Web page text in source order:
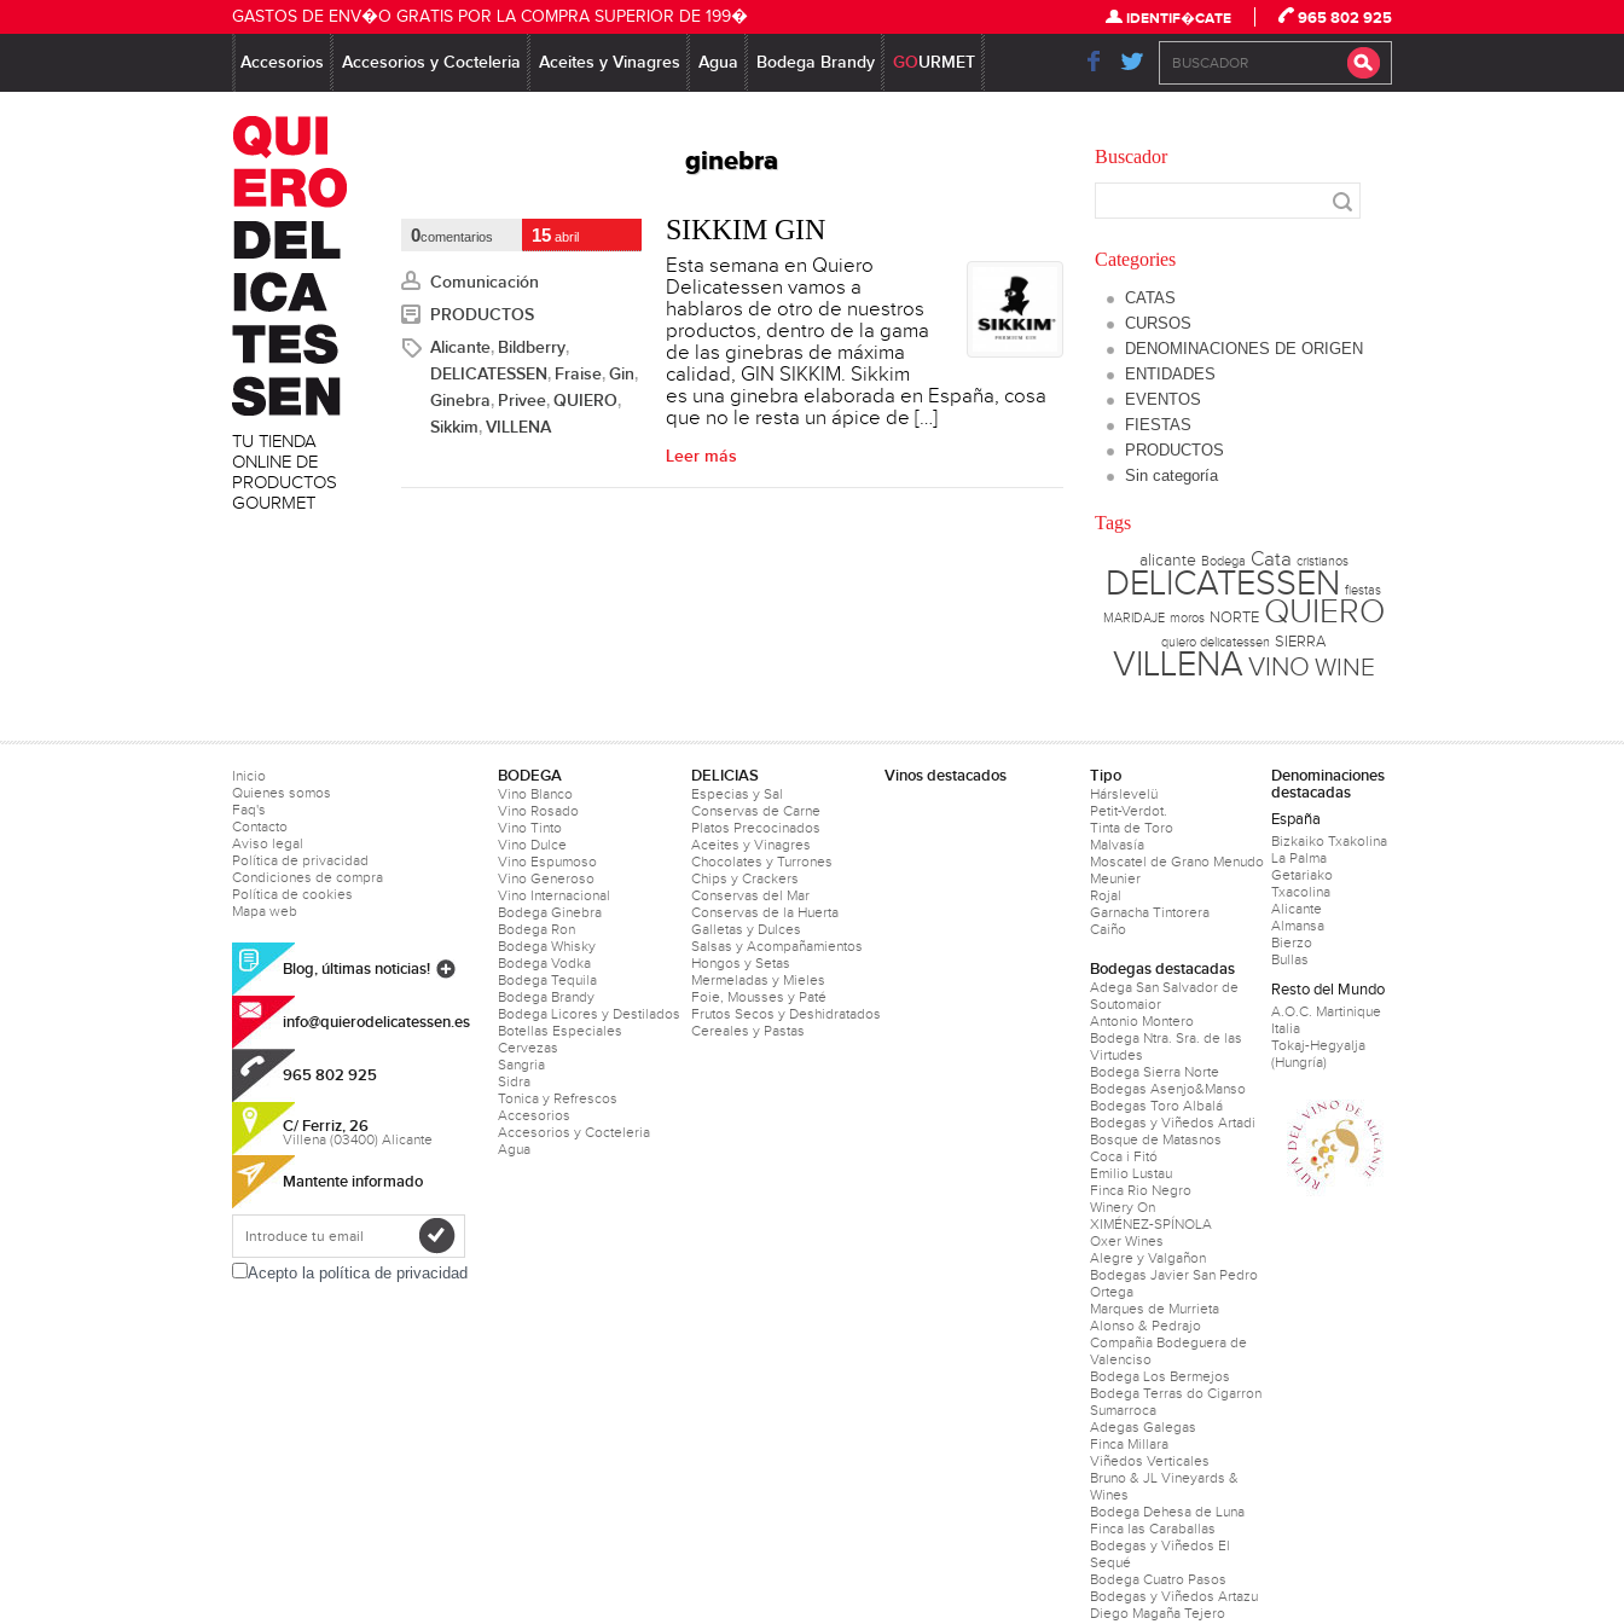
965 802 925
IDENTIF�CATE
GASTOS DE ENV�O GRATIS POR LA COMPRA SUPERIOR DE 199�
Accesorios Accesorios y Cocteleria Aceites y Vinagres Agua Bodega Brandy GOURMET
TU TIENDA
ONLINE DE
PRODUCTOS
GOURMET
ginebra
0comentarios 15abril
Comunicación
PRODUCTOS
Alicante, Bildberry,
DELICATESSEN, Fraise, Gin,
Ginebra, Privee, QUIERO,
Sikkim, VILLENA
SIKKIM GIN
Esta semana en Quiero
Delicatessen vamos a
hablaros de otro de nuestros
productos, dentro de la gama
de las ginebras de máxima
calidad, GIN SIKKIM. Sikkim
es una ginebra elaborada en España, cosa
que no le resta un ápice de […]
Leer más
Buscador
Categories
CATAS
CURSOS
DENOMINACIONES DE ORIGEN
ENTIDADES
EVENTOS
FIESTAS
PRODUCTOS
Sin categoría
Tags
alicante Bodega Cata cristianos
DELICATESSEN fiestas
MARIDAJE moros NORTE QUIERO
quiero delicatessen SIERRA
VILLENAVINO WINE
Inicio
Quienes somos
Faq's
Contacto
Aviso legal
Política de privacidad
Condiciones de compra
Política de cookies
Mapa web
Blog, últimas noticias!
info@quierodelicatessen.es
965 802 925
C/ Ferriz, 26
Villena (03400) Alicante
Mantente informado
Acepto la política de privacidad
BODEGA
Vino Blanco
Vino Rosado
Vino Tinto
Vino Dulce
Vino Espumoso
Vino Generoso
Vino Internacional
Bodega Ginebra
Bodega Ron
Bodega Whisky
Bodega Vodka
Bodega Tequila
Bodega Brandy
Bodega Licores y Destilados
Botellas Especiales
Cervezas
Sangria
Sidra
Tonica y Refrescos
Accesorios
Accesorios y Cocteleria
Agua
DELICIAS
Especias y Sal
Conservas de Carne
Platos Precocinados
Aceites y Vinagres
Chocolates y Turrones
Chips y Crackers
Conservas del Mar
Conservas de la Huerta
Galletas y Dulces
Salsas y Acompañamientos
Hongos y Setas
Mermeladas y Mieles
Foie, Mousses y Paté
Frutos Secos y Deshidratados
Cereales y Pastas
Vinos destacados Tipo
Hárslevelü
Petit-Verdot.
Tinta de Toro
Malvasía
Moscatel de Grano Menudo
Meunier
Rojal
Garnacha Tintorera
Caiño
Bodegas destacadas
Adega San Salvador de
Soutomaior
Antonio Montero
Bodega Ntra. Sra. de las
Virtudes
Bodega Sierra Norte
Bodegas Asenjo&Manso
Bodegas Toro Albalá
Bodegas y Viñedos Artadi
Bosque de Matasnos
Coca i Fitó
Emilio Lustau
Finca Rio Negro
Winery On
XIMÉNEZ-SPÍNOLA
Oxer Wines
Alegre y Valgañon
Bodegas Javier San Pedro
Ortega
Marques de Murrieta
Alonso & Pedrajo
Compañia Bodeguera de
Valenciso
Bodega Los Bermejos
Bodega Terras do Cigarron
Sumarroca
Adegas Galegas
Finca Millara
Viñedos Verticales
Bruno & JL Vineyards &
Wines
Bodega Dehesa de Luna
Finca las Caraballas
Bodegas y Viñedos El
Sequé
Bodega Cuatro Pasos
Bodegas y Viñedos Artazu
Diego Magaña Tejero
Denominaciones
destacadas
España
Bizkaiko Txakolina
La Palma
Getariako
Txacolina
Alicante
Almansa
Bierzo
Bullas
Resto del Mundo
A.O.C. Martinique
Italia
Tokaj-Hegyalja
(Hungría)